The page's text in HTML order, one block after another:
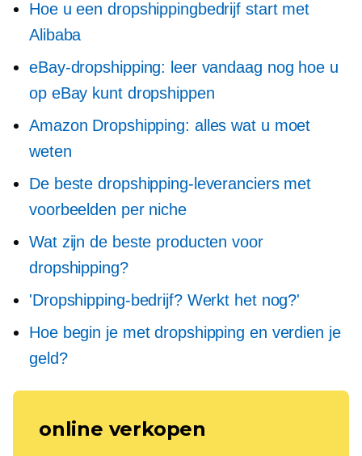
Hoe u een dropshippingbedrijf start met
Alibaba
eBay-dropshipping: leer vandaag nog hoe u
op eBay kunt dropshippen
Amazon Dropshipping: alles wat u moet
weten
De beste dropshipping-leveranciers met
voorbeelden per niche
Wat zijn de beste producten voor
dropshipping?
'Dropshipping-bedrijf? Werkt het nog?'
Hoe begin je met dropshipping en verdien je
geld?
online verkopen